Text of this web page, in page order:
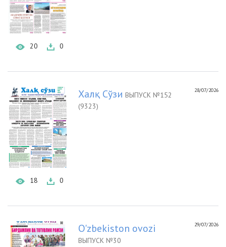
20 0
18 0
28/07/2026
Халқ Сўзи ВЫПУСК №152
(9323)
29/07/2026
O'zbekiston ovozi
ВЫПУСК №30